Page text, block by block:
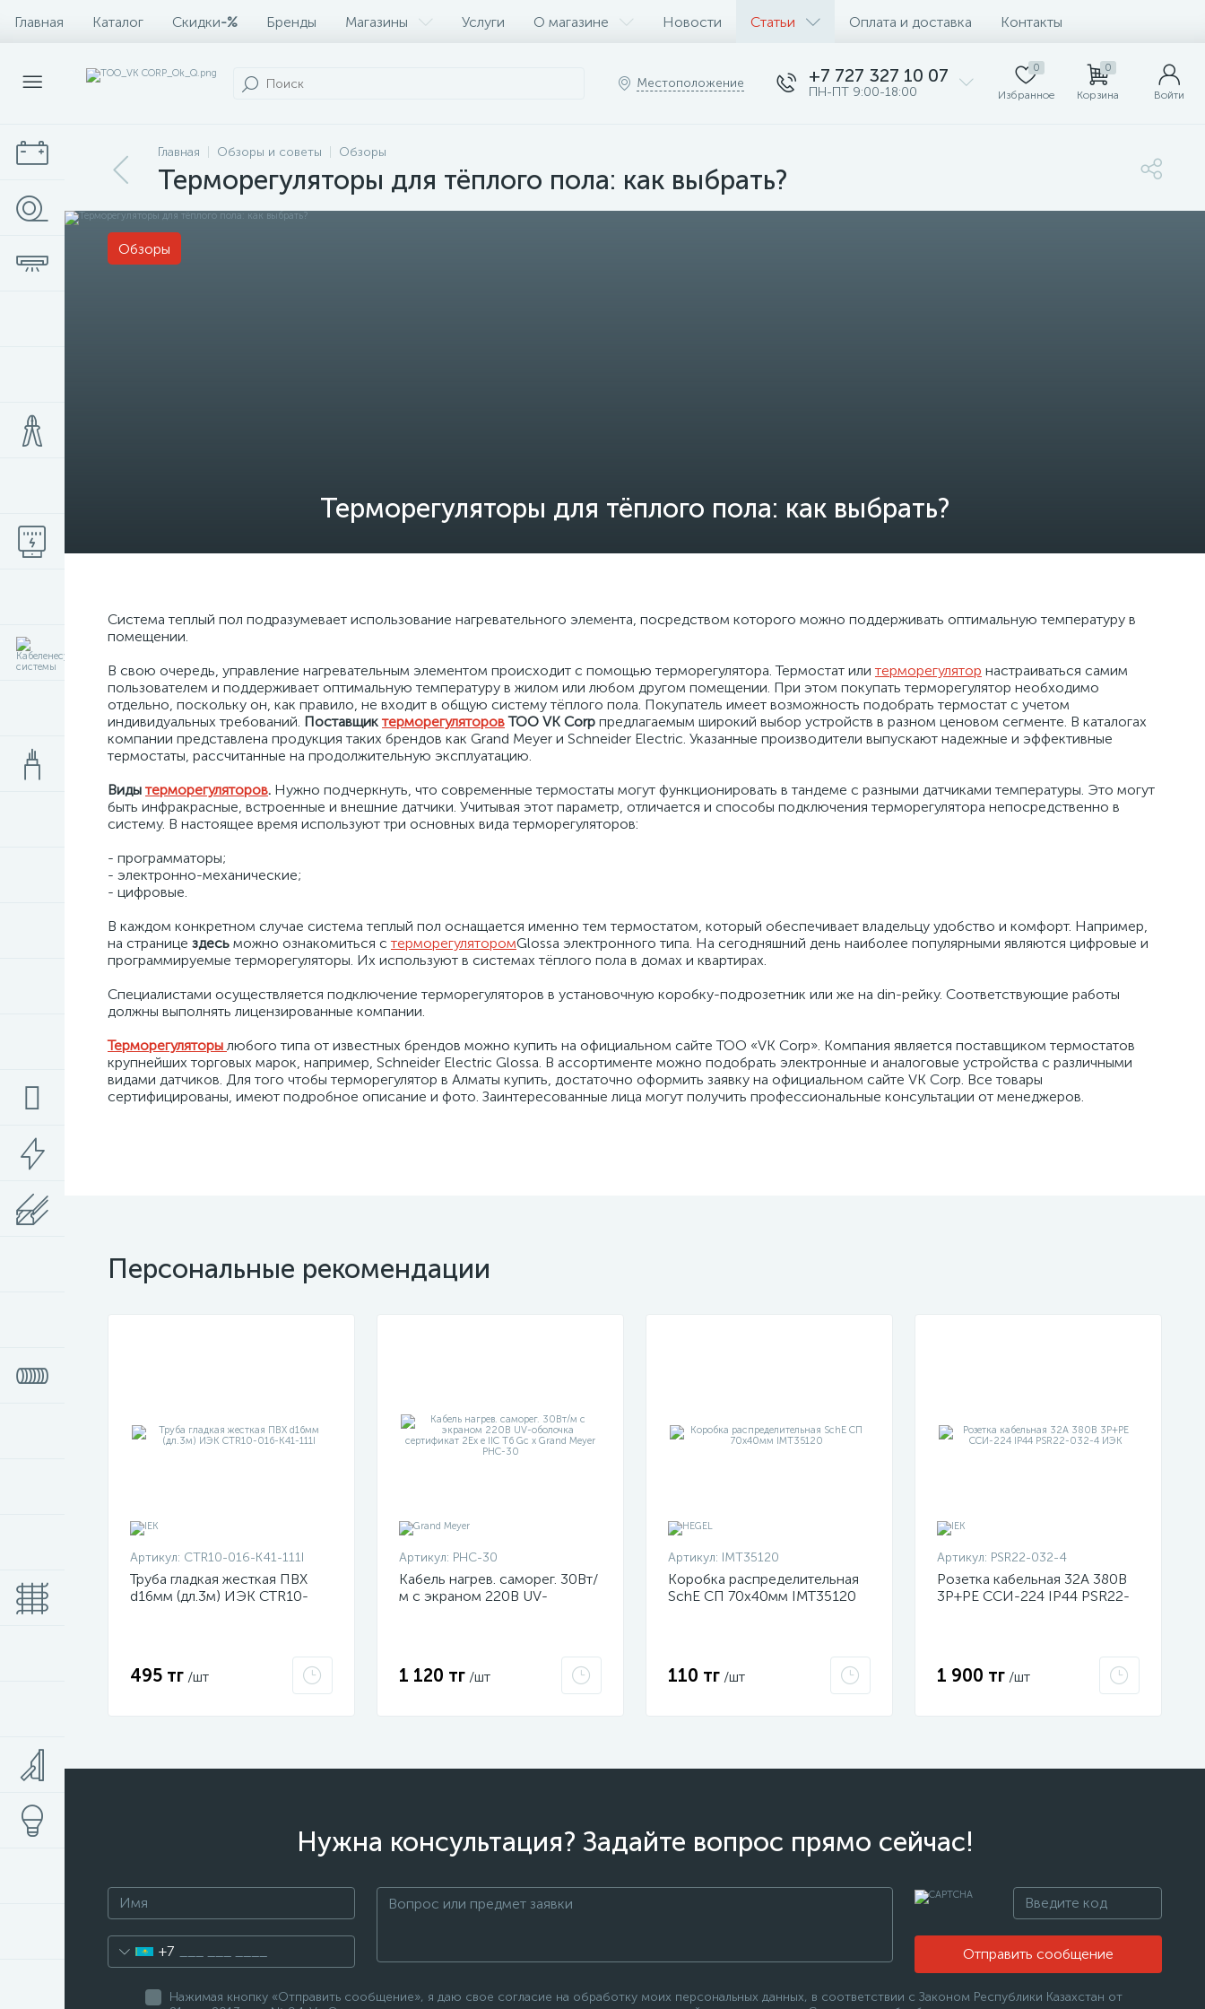
Главная Каталог Скидки-% Бренды Магазины Услуги О магазине Новости Статьи Оплата и доставка Контакты
Местоположение +7 727 327 10 07
ПН-ПТ 9:00-18:00
0
Избранное
0
Корзина Войти
Главная Обзоры и советы Обзоры
Терморегуляторы для тёплого пола: как выбрать?
Терморегуляторы для тёплого пола: как выбрать?
Обзоры
Система теплый пол подразумевает использование нагревательного элемента, посредством которого можно поддерживать оптимальную температуру в
помещении.
В свою очередь, управление нагревательным элементом происходит с помощью терморегулятора. Термостат или терморегулятор настраиваться самим
пользователем и поддерживает оптимальную температуру в жилом или любом другом помещении. При этом покупать терморегулятор необходимо
отдельно, поскольку он, как правило, не входит в общую систему тёплого пола. Покупатель имеет возможность подобрать термостат с учетом
индивидуальных требований. Поставщик терморегуляторовТОО VK Corp предлагаемым широкий выбор устройств в разном ценовом сегменте. В каталогах
компании представлена продукция таких брендов как Grand Meyer и Schneider Electric. Указанные производители выпускают надежные и эффективные
термостаты, рассчитанные на продолжительную эксплуатацию.
Виды терморегуляторов. Нужно подчеркнуть, что современные термостаты могут функционировать в тандеме с разными датчиками температуры. Это могут
быть инфракрасные, встроенные и внешние датчики. Учитывая этот параметр, отличается и способы подключения терморегулятора непосредственно в
систему. В настоящее время используют три основных вида терморегуляторов:
- программаторы;
- электронно-механические;
- цифровые.
В каждом конкретном случае система теплый пол оснащается именно тем термостатом, который обеспечивает владельцу удобство и комфорт. Например,
на странице здесь можно ознакомиться с терморегуляторомGlossa электронного типа. На сегодняшний день наиболее популярными являются цифровые и
программируемые терморегуляторы. Их используют в системах тёплого пола в домах и квартирах.
Специалистами осуществляется подключение терморегуляторов в установочную коробку-подрозетник или же на din-рейку. Соответствующие работы
должны выполнять лицензированные компании.
Терморегуляторы любого типа от известных брендов можно купить на официальном сайте ТОО «VK Corp». Компания является поставщиком термостатов
крупнейших торговых марок, например, Schneider Electric Glossa. В ассортименте можно подобрать электронные и аналоговые устройства с различными
видами датчиков. Для того чтобы терморегулятор в Алматы купить, достаточно оформить заявку на официальном сайте VK Corp. Все товары
сертифицированы, имеют подробное описание и фото. Заинтересованные лица могут получить профессиональные консультации от менеджеров.
Персональные рекомендации
Артикул: CTR10-016-K41-111I
Труба гладкая жесткая ПВХ
d16мм (дл.3м) ИЭК CTR10-
495 тг /шт
Артикул: PHC-30
Кабель нагрев. саморег. 30Вт/
м с экраном 220В UV-
1 120 тг /шт
Артикул: IMT35120
Коробка распределительная
SchE СП 70х40мм IMT35120
110 тг /шт
Артикул: PSR22-032-4
Розетка кабельная 32А 380В
3P+PЕ ССИ-224 IP44 PSR22-
1 900 тг /шт
Нужна консультация? Задайте вопрос прямо сейчас!
+7 Отправить сообщение
Нажимая кнопку «Отправить сообщение», я даю свое согласие на обработку моих персональных данных, в соответствии с Законом Республики Казахстан от